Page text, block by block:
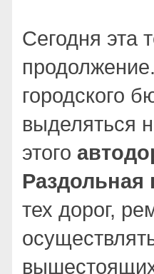
Сегодня эта
городского
выделяться
этого
Раздольная
тех дорог,